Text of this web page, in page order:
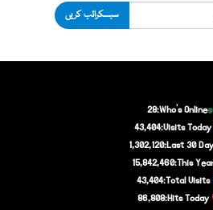
سبسکرائب کریں
Who's Online:
28
Visits Today:
43,404
1,302,120
15,842,460
Total Visits:
43,404
Hits Today:
86,808